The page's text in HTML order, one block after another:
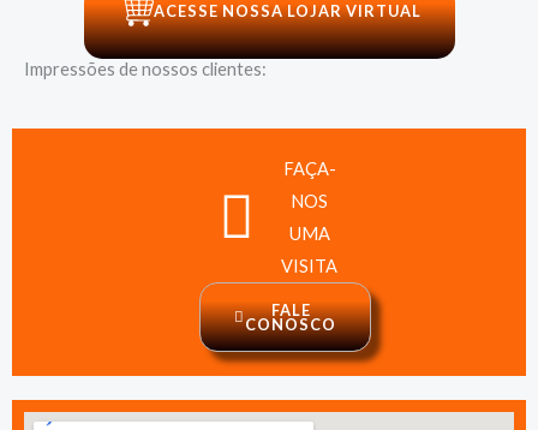
ACESSE NOSSA LOJAR VIRTUAL
Impressões de nossos clientes:
FAÇA-
NOS
UMA
VISITA
FALE
CONOSCO